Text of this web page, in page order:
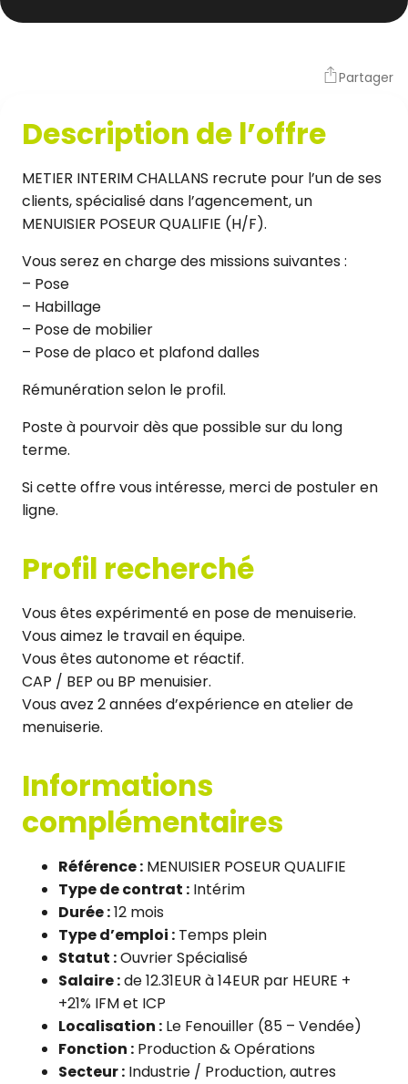
Partager
Description de l’offre
METIER INTERIM CHALLANS recrute pour l’un de ses
clients, spécialisé dans l’agencement, un
MENUISIER POSEUR QUALIFIE (H/F).
Vous serez en charge des missions suivantes :
– Pose
– Habillage
– Pose de mobilier
– Pose de placo et plafond dalles
Rémunération selon le profil.
Poste à pourvoir dès que possible sur du long
terme.
Si cette offre vous intéresse, merci de postuler en
ligne.
Profil recherché
Vous êtes expérimenté en pose de menuiserie.
Vous aimez le travail en équipe.
Vous êtes autonome et réactif.
CAP / BEP ou BP menuisier.
Vous avez 2 années d’expérience en atelier de
menuiserie.
Informations
complémentaires
Référence : MENUISIER POSEUR QUALIFIE
Type de contrat : Intérim
Durée :12 mois
Type d’emploi : Temps plein
Statut :Ouvrier Spécialisé
Salaire :de 12.31EUR à 14EUR par HEURE +
+21% IFM et ICP
Localisation : Le Fenouiller (85 – Vendée)
Fonction : Production & Opérations
Secteur : Industrie / Production, autres